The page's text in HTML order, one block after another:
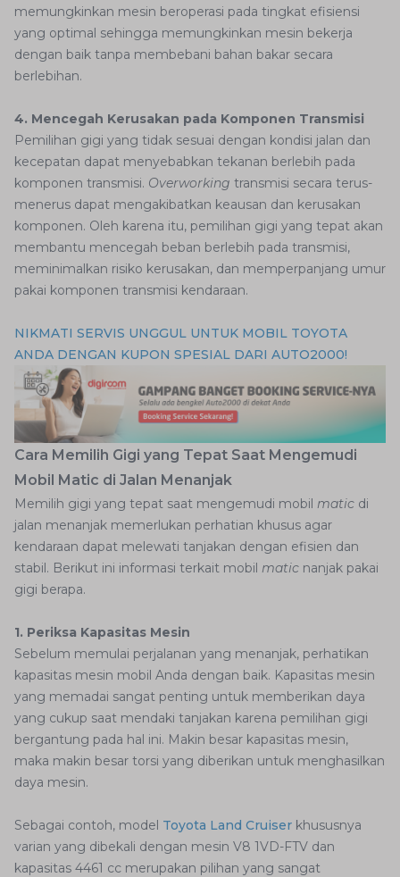
memungkinkan mesin beroperasi pada tingkat efisiensi
yang optimal sehingga memungkinkan mesin bekerja
dengan baik tanpa membebani bahan bakar secara
berlebihan.
4. Mencegah Kerusakan pada Komponen Transmisi
Pemilihan gigi yang tidak sesuai dengan kondisi jalan dan
kecepatan dapat menyebabkan tekanan berlebih pada
komponen transmisi. Overworking transmisi secara terus-
menerus dapat mengakibatkan keausan dan kerusakan
komponen. Oleh karena itu, pemilihan gigi yang tepat akan
membantu mencegah beban berlebih pada transmisi,
meminimalkan risiko kerusakan, dan memperpanjang umur
pakai komponen transmisi kendaraan.
NIKMATI SERVIS UNGGUL UNTUK MOBIL TOYOTA
ANDA DENGAN KUPON SPESIAL DARI AUTO2000!
Cara Memilih Gigi yang Tepat Saat Mengemudi
Mobil Matic di Jalan Menanjak
Memilih gigi yang tepat saat mengemudi mobil matic di
jalan menanjak memerlukan perhatian khusus agar
kendaraan dapat melewati tanjakan dengan efisien dan
stabil. Berikut ini informasi terkait mobil matic nanjak pakai
gigi berapa.
1. Periksa Kapasitas Mesin
Sebelum memulai perjalanan yang menanjak, perhatikan
kapasitas mesin mobil Anda dengan baik. Kapasitas mesin
yang memadai sangat penting untuk memberikan daya
yang cukup saat mendaki tanjakan karena pemilihan gigi
bergantung pada hal ini. Makin besar kapasitas mesin,
maka makin besar torsi yang diberikan untuk menghasilkan
daya mesin.
Sebagai contoh, model Toyota Land Cruiser khususnya
varian yang dibekali dengan mesin V8 1VD-FTV dan
kapasitas 4461 cc merupakan pilihan yang sangat